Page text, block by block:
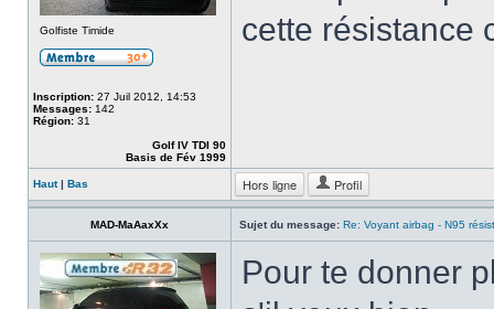
Golfiste Timide
Inscription: 27 Juil 2012, 14:53
Messages: 142
Région: 31
Golf IV TDI 90
Basis de Fév 1999
cette résistance
Haut| Bas Hors ligne Profil
MAD-MaAaxXx Sujet du message: Re: Voyant airbag - N95
Pour te donner